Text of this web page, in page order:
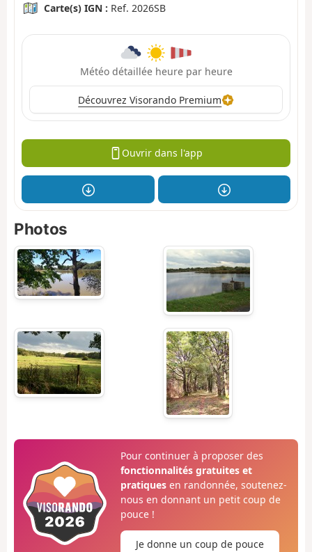
Carte(s) IGN : Ref. 2026SB
Météo détaillée heure par heure
Découvrez Visorando Premium
Ouvrir dans l'app
Photos
Pour continuer à proposer des
fonctionnalités gratuites et
pratiquesen randonnée, soutenez-
nous en donnant un petit coup de
pouce !
Je donne un coup de pouce